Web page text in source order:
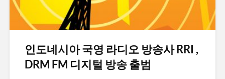
인도네시아 국영 라디오 방송사 RRI ,
DRM FM 디지털 방송 출범